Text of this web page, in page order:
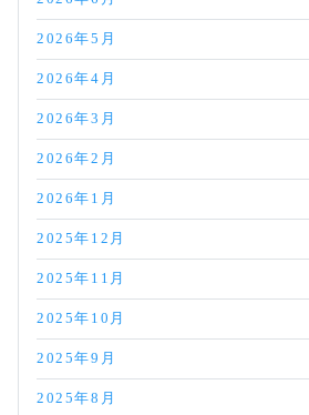
2026年5月
2026年4月
2026年3月
2026年2月
2026年1月
2025年12月
2025年11月
2025年10月
2025年9月
2025年8月